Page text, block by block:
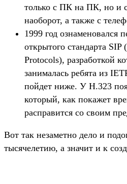
только с ПК на ПК, но и
наоборот, а также с
1999 год ознаменовался
открытого стандарта
Protocols), разработкой
занималась ребята из
пойдет ниже. У H.323
который, как покажет
расправится со своим
Вот так незаметно дело и
тысячелетию, а значит и к